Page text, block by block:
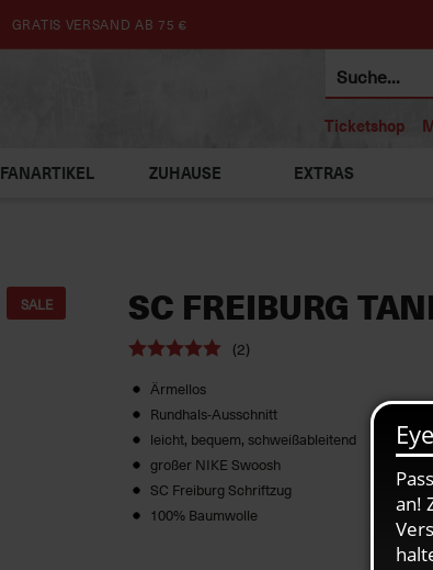
GRATIS VERSAND AB 75 €
Ticketshop
FANARTIKEL ZUHAUSE EXTRAS
SALE SC FREIBURG
(2)
Ärmellos
Rundhals-Ausschnitt
leicht, bequem, schweißableitend
großer NIKE Swoosh
SC Freiburg Schriftzug
100% Baumwolle